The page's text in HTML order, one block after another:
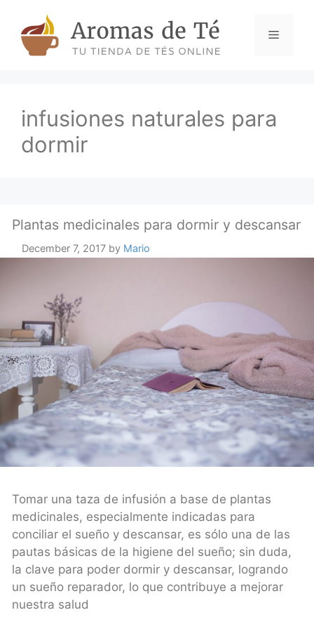
content
Menu
infusiones naturales para
dormir
Plantas medicinales para dormir y descansar
December 7, 2017 by Mario
Tomar una taza de infusión a base de plantas
medicinales, especialmente indicadas para
conciliar el sueño y descansar, es sólo una de las
pautas básicas de la higiene del sueño; sin duda,
la clave para poder dormir y descansar, logrando
un sueño reparador, lo que contribuye a mejorar
nuestra salud